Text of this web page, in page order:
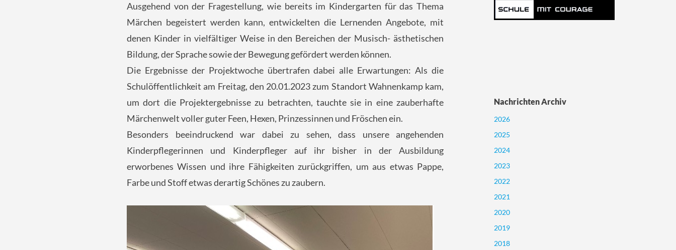
Ausgehend von der Fragestellung, wie bereits im Kindergarten für das Thema
Märchen begeistert werden kann, entwickelten die Lernenden Angebote, mit
denen Kinder in vielfältiger Weise in den Bereichen der Musisch- ästhetischen
Bildung, der Sprache sowie der Bewegung gefördert werden können.
Die Ergebnisse der Projektwoche übertrafen dabei alle Erwartungen: Als die
Schulöffentlichkeit am Freitag, den 20.01.2023 zum Standort Wahnenkamp kam,
um dort die Projektergebnisse zu betrachten, tauchte sie in eine zauberhafte
Märchenwelt voller guter Feen, Hexen, Prinzessinnen und Fröschen ein.
Besonders beeindruckend war dabei zu sehen, dass unsere angehenden
Kinderpflegerinnen und Kinderpfleger auf ihr bisher in der Ausbildung
erworbenes Wissen und ihre Fähigkeiten zurückgriffen, um aus etwas Pappe,
Farbe und Stoff etwas derartig Schönes zu zaubern.
Nachrichten Archiv
2026
2025
2024
2023
2022
2021
2020
2019
2018